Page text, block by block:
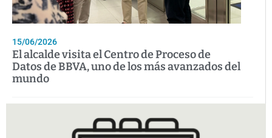
15/06/2026
El alcalde visita el Centro de Proceso de
Datos de BBVA, uno de los más avanzados del
mundo